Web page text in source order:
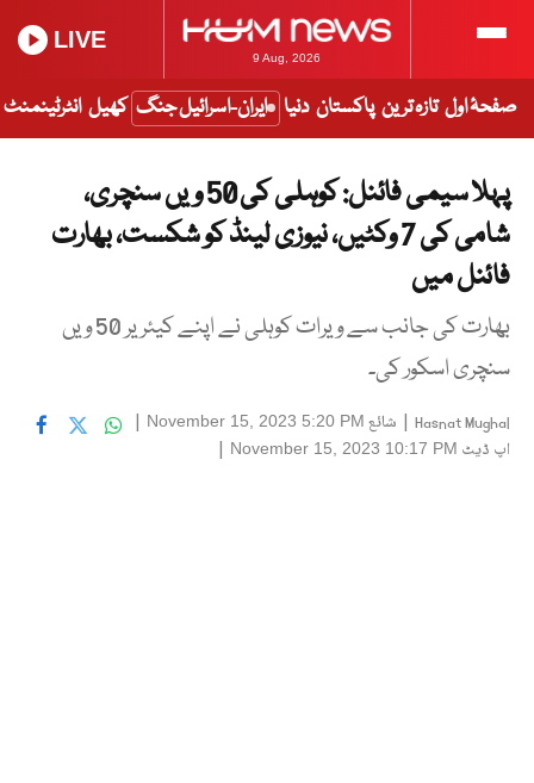
9 Aug, 2026
LIVE
صفحۂ اول تازہ ترین پاکستان دنیا ایران-اسرائیل جنگ کھیل انٹرٹینمنٹ
پہلا سیمی فائنل: کوہلی کی 50 ویں سنچری،
شامی کی 7 وکٹیں، نیوزی لینڈ کو شکست، بھارت
فائنل میں
بھارت کی جانب سے ویرات کوہلی نے اپنے کیئریر 50 ویں
سنچری اسکور کی۔
Hasnat Mughal
| شائع November 15, 2023 5:20 PM
|
اپ ڈیٹ November 15, 2023 10:17 PM
|